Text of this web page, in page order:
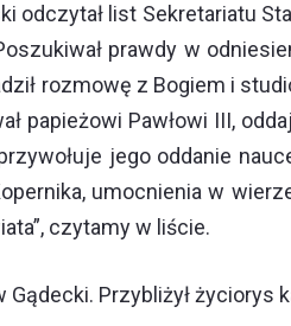
odczytał list Sekretariatu
prawdy w
rozmowę z Bogiem i
papieżowi Pawłowi III,
jego oddanie
umocnienia w
czytamy w liście.
Gądecki. Przybliżył życiorys